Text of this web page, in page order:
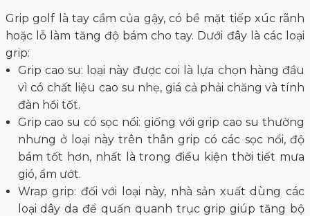
Grip golf là tay cầm của gậy, có bề mặt tiếp xúc rãnh
hoặc lỗ làm tăng độ bám cho tay. Dưới đây là các loại
grip:
Grip cao su: loại này được coi là lựa chọn hàng đầu
vì có chất liệu cao su nhẹ, giá cả phải chăng và tính
đàn hồi tốt.
Grip cao su có sọc nổi: giống với grip cao su thường
nhưng ở loại này trên thân grip có các sọc nổi, độ
bám tốt hơn, nhất là trong điều kiện thời tiết mưa
gió, ẩm ướt.
Wrap grip: đối với loại này, nhà sản xuất dùng các
loại dây da để quấn quanh trục grip giúp tăng bộ